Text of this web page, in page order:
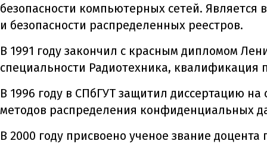
безопасности компьютерных сетей.
и безопасности распределенных реестров.
В 1991 году закончил с красным дипломом
специальности Радиотехника,
В 1996 году в СПбГУТ защитил диссертацию
методов распределения конфиденциальных
В 2000 году присвоено ученое звание